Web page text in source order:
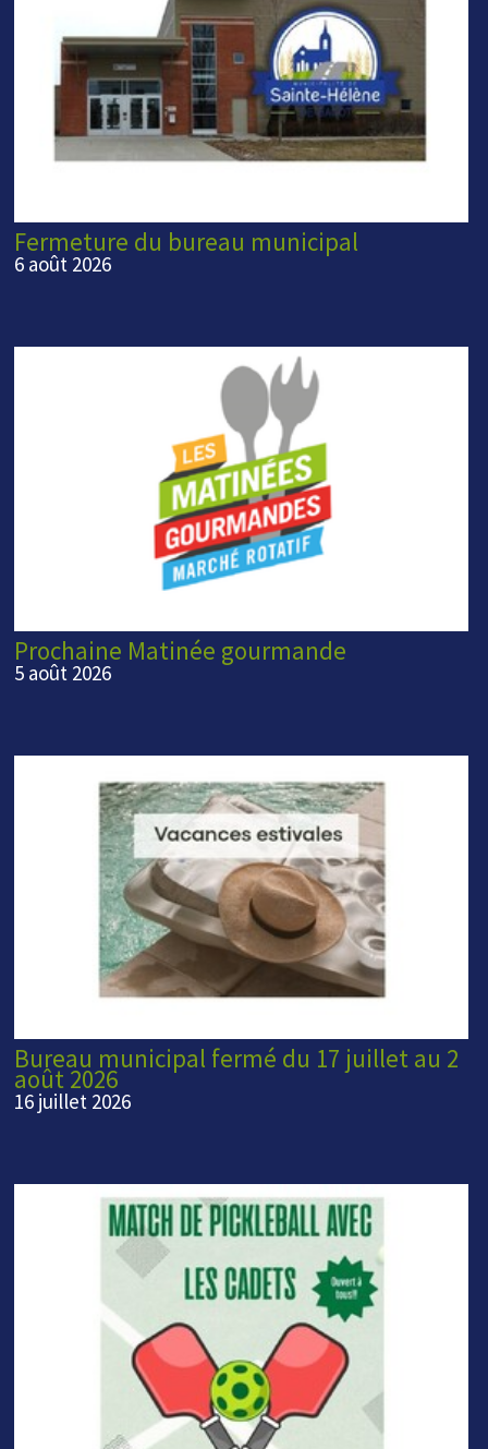
Fermeture du bureau municipal
6 août 2026
Prochaine Matinée gourmande
5 août 2026
Bureau municipal fermé du 17 juillet au 2
août 2026
16 juillet 2026